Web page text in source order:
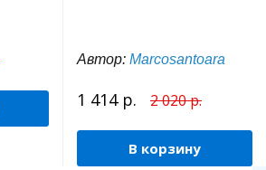
Автор: Marcosantoara
1 414 р. 2 020 р.
В корзину